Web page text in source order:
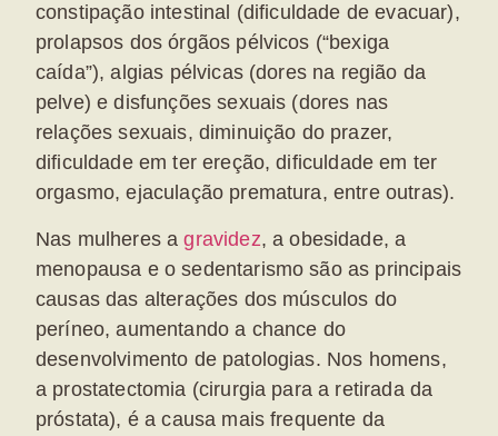
constipação intestinal (dificuldade de evacuar),
prolapsos dos órgãos pélvicos (“bexiga
caída”), algias pélvicas (dores na região da
pelve) e disfunções sexuais (dores nas
relações sexuais, diminuição do prazer,
dificuldade em ter ereção, dificuldade em ter
orgasmo, ejaculação prematura, entre outras).
Nas mulheres a gravidez, a obesidade, a
menopausa e o sedentarismo são as principais
causas das alterações dos músculos do
períneo, aumentando a chance do
desenvolvimento de patologias. Nos homens,
a prostatectomia (cirurgia para a retirada da
próstata), é a causa mais frequente da